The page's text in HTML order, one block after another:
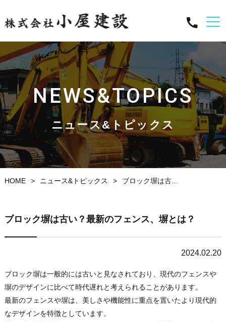
NEWS&TOPICS
ニュース&トピックス
HOME ニュース&トピックス ブロック塀は古い？最新のフェンス、塀とは...
ブロック塀は古い？最新のフェンス、塀とは？
2024.02.20
ブロック塀は一般的には古いと見なされており、現代のフェンスや
塀のデザインに比べて時代遅れと考えられることがあります。
最新のフェンスや塀は、美しさや機能性に重点を置いたより現代的
なデザインを特徴としています。